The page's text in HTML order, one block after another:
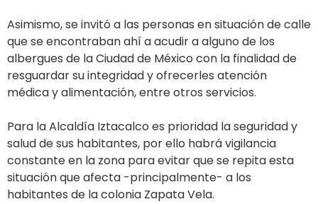
Asimismo, se invitó a las personas en situación de calle
que se encontraban ahí a acudir a alguno de los
albergues de la Ciudad de México con la finalidad de
resguardar su integridad y ofrecerles atención
médica y alimentación, entre otros servicios.
Para la Alcaldía Iztacalco es prioridad la seguridad y
salud de sus habitantes, por ello habrá vigilancia
constante en la zona para evitar que se repita esta
situación que afecta -principalmente- a los
habitantes de la colonia Zapata Vela.